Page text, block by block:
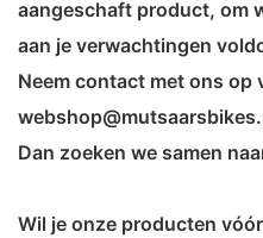
aangeschaft product, om
aan je verwachtingen
Neem contact met ons op
Dan zoeken we samen
Wil je onze producten